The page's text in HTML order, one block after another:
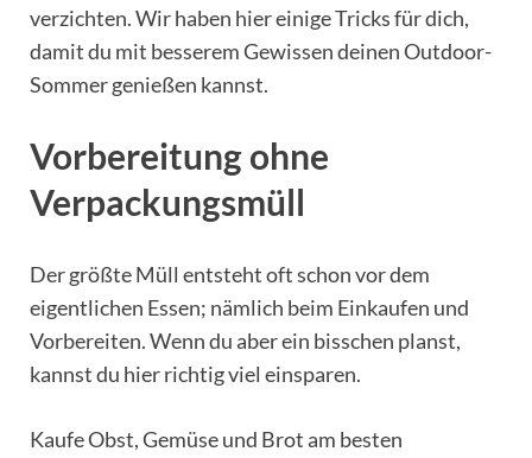
verzichten. Wir haben hier einige Tricks für dich,
damit du mit besserem Gewissen deinen Outdoor-
Sommer genießen kannst.
Vorbereitung ohne
Verpackungsmüll
Der größte Müll entsteht oft schon vor dem
eigentlichen Essen; nämlich beim Einkaufen und
Vorbereiten. Wenn du aber ein bisschen planst,
kannst du hier richtig viel einsparen.
Kaufe Obst, Gemüse und Brot am besten